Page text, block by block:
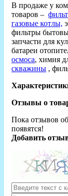
В продаже у
товаров –
газовые котлы,
фильтры
запчасти для
батареи
осмоса, химия
скважины ,
Отзывы о
Пока отзывов
появятся!
Добавить